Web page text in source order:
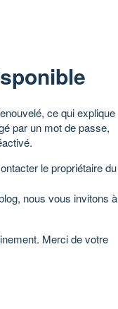
ce qui explique
par un mot de passe,
le propriétaire du
nous vous invitons à
Merci de votre